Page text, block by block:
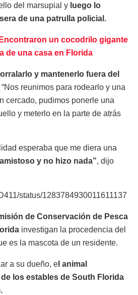
del marsupial y luego lo
de una patrulla policial.
Encontraron un cocodrilo gigante
de una casa en Florida
y mantenerlo fuera del
reunimos para rodearlo y una
cercado, pudimos ponerle una
y meterlo en la parte de atrás
esperaba que me diera una
y no hizo nada”, dijo
status/1283784930011611137
de Conservación de Pesca
investigan la procedencia del
es la mascota de un residente.
a su dueño, e l animal
los estables de South Florida